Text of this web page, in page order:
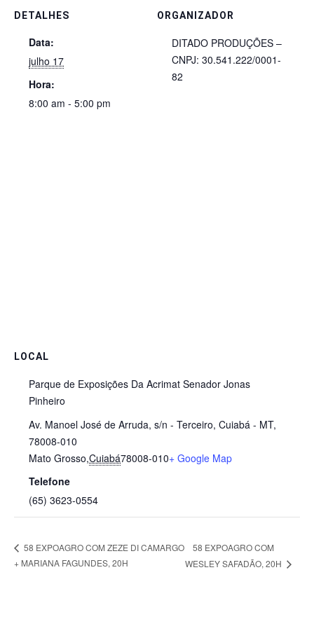
DETALHES
Data:
julho 17
Hora:
8:00 am - 5:00 pm
ORGANIZADOR
DITADO PRODUÇÕES –
CNPJ: 30.541.222/0001-
82
LOCAL
Parque de Exposições Da Acrimat Senador Jonas
Pinheiro
Av. Manoel José de Arruda, s/n - Terceiro, Cuiabá - MT,
78008-010
Mato Grosso,Cuiabá78008-010+ Google Map
Telefone
(65) 3623-0554
58 EXPOAGRO COM ZEZE DI CAMARGO
+ MARIANA FAGUNDES, 20H
58 EXPOAGRO COM
WESLEY SAFADÃO, 20H